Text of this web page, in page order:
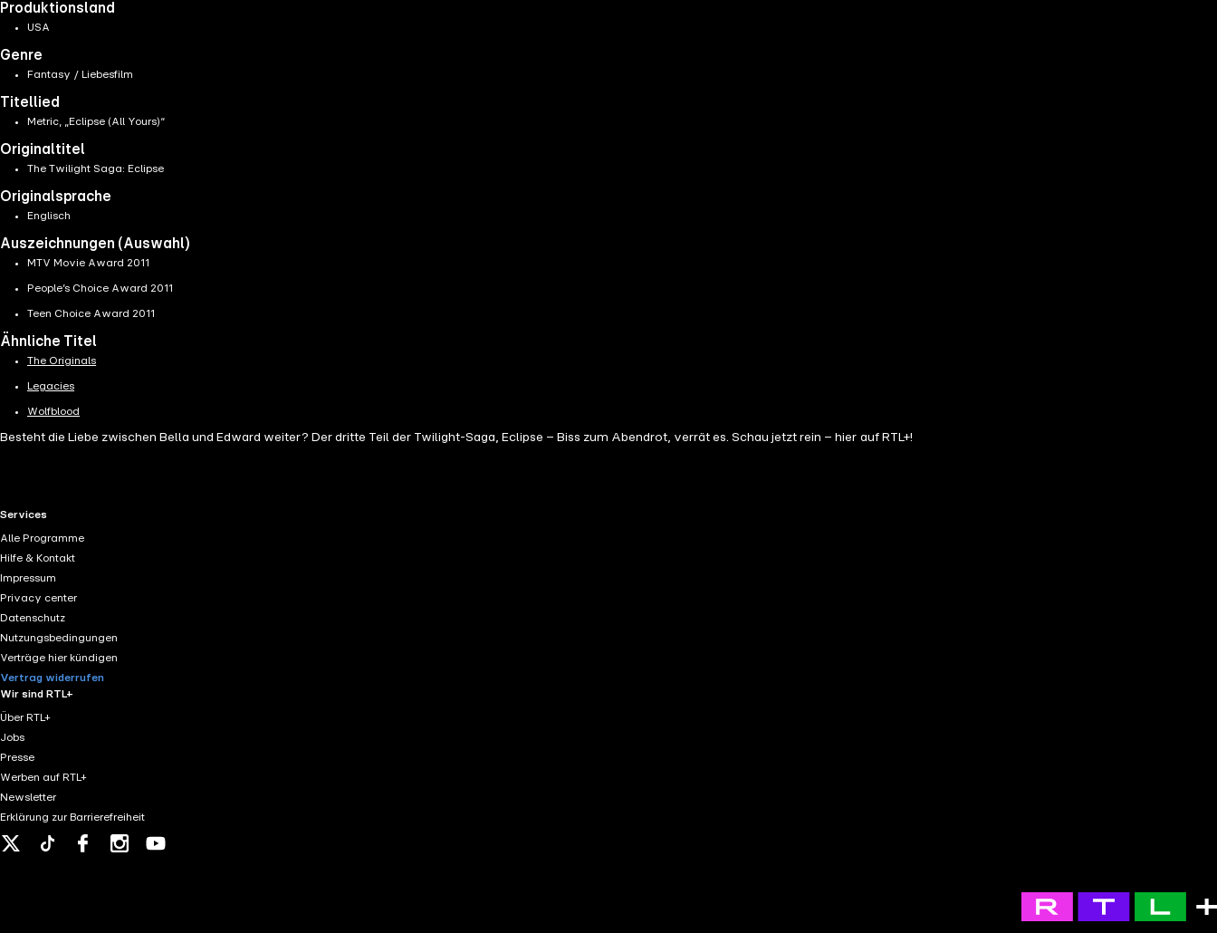
Produktionsland
USA
Genre
Fantasy / Liebesfilm
Titellied
Metric, „Eclipse (All Yours)“
Originaltitel
The Twilight Saga: Eclipse
Originalsprache
Englisch
Auszeichnungen (Auswahl)
MTV Movie Award 2011
People’s Choice Award 2011
Teen Choice Award 2011
Ähnliche Titel
The Originals
Legacies
Wolfblood
Besteht die Liebe zwischen Bella und Edward weiter? Der dritte Teil der Twilight-Saga, Eclipse – Biss zum Abendrot, verrät es. Schau jetzt rein – hier auf RTL+!
RTL+ useful links.
Services
Alle Programme
Hilfe & Kontakt
Impressum
Privacy center
Datenschutz
Nutzungsbedingungen
Verträge hier kündigen
Vertrag widerrufen
Wir sind RTL+
Über RTL+
Jobs
Presse
Werben auf RTL+
Newsletter
Erklärung zur Barrierefreiheit
Tiktok FacebookInstagram